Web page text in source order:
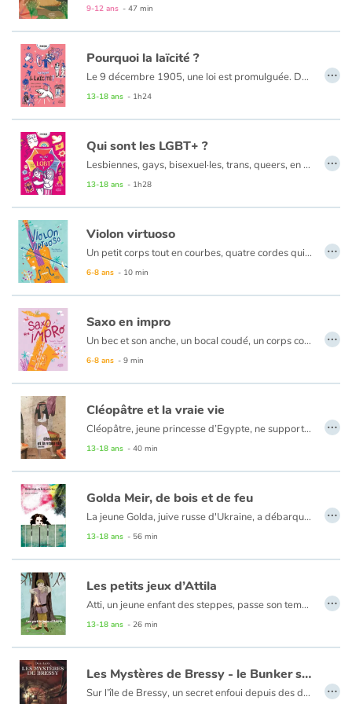
9-12 ans - 47 min
Pourquoi la laïcité ?
Le 9 décembre 1905, une loi est promulguée. Dorénavant, l'État et les Églises ne sont plus liées et l'État ne subventionne ni ne salarie aucun culte. C'est dans ce nouveau contexte que naît la laïcité ! Nous sommes ainsi libres de croire en la religion que l'on souhaite, ou au contraire, de ne croire en aucune religion. La laïcité permet à chacun de pratiquer librement sa religion, oui, mais sous quelle condition ? En réalité, il n'en existe qu'une : que nos croyances ou convictions, et leurs pratiques, respectent l'ordre public. Pourtant, la laïcité est au cœur des débats sociaux et politiques qui peuvent véhiculer de fausses idées et amener l'expression de propos racistes ou stigmatisants.
13-18 ans - 1h24
…
Qui sont les LGBT+ ?
Lesbiennes, gays, bisexuel·les, trans, queers, en questionnement, intersexes, asexuel·les... chacun·e devrait pouvoir vivre ses amours comme iel l'entend et ce, quelle que soit son identité de genre ! Aujourd'hui 10% des Français s'identifient comme LGBTQIA+ et ce taux monte à 18% chez les moins de 25 ans ! Grâce à une visibilité accrue, une meilleure reconnaissance et une plus grande représentation de la diversité sexuelle et identitaire, la parole se libère, la confiance se crée et de plus en plus de personnes parviennent enfin à s'accepter tel·les qu'iels sont. Pourtant des obstacles se dressent encore dans leur quête de reconnaissance, notamment pour l'obtention, ou simplement l'application, de leurs droits. Quel chemin reste-il encore à parcourir ?
13-18 ans - 1h28
…
Violon virtuoso
Un petit corps tout en courbes, quatre cordes qui vibrent quand frotte l'archet, deux ouïes sculptées en S et un vernis couleur miel... c'est un violon ! Il fait partie de la grande famille des instruments à cordes et plus particulièrement celle des cordes frottées, comme le violoncelle ou la contrebasse. Le tout premier violon est né à Crémone en Italie, il y a 450 ans ! Depuis, il en a fait du chemin : des valses ou fêtes de village ou concertos, il est devenu un incontournable, faisant danser les amateurs de jazz, de danses irlandaises et même de pop ! Avec seulement quatres cordes, on pourrait croire que c'est facile de sortir un joli son dès le premier essai... Pourtant, cet instrument a besoin d'être apprivoisé. Avec la bonne posture et de la pratique, tout est possible ! Prêt.e à relever le défi ?
6-8 ans - 10 min
…
Saxo en impro
Un bec et son anche, un bocal coudé, un corps conique percé de 19 à 22 trous, un système de tringles et de clés, une culasse qui s’ouvre en pavillon… C’est le saxophone bien sûr ! De quel matériau est fait le saxophone ? Quelles sont toutes ces touches le long du saxo ? Quelles sont les origines de cet instrument ? Combien de saxophones différents existe-il ? À la fois solide base de la musique jazz et élément claironnant de la fanfare, le saxophone a toutes les qualités pour s’attirer des admirateurs. Il est pourtant bien méconnu !
6-8 ans - 9 min
…
Cléopâtre et la vraie vie
Cléopâtre, jeune princesse d’Egypte, ne supporte plus la souffrance de son peuple, confinée qu’elle est dans son univers protégé de princesse de rang, et entourée de serviteurs dévoués mais hypocrites. Malgré les sarcasmes de sa grande sœur Bérénice, héritière désignée du Trône, Cléopâtre s’entête à essayer d’attirer l’attention de Pharaon sur les misères du bas peuple. Mais quand son père, maître absolu de l’Empire, disparaît, Cléopâtre n’a d’autre envie que de retrouver celui qui l’a toujours protégée et pour lequel elle voue une admiration sans limite.
13-18 ans - 40 min
…
Golda Meir, de bois et de feu
La jeune Golda, juive russe d'Ukraine, a débarqué dans le Middle West américain avec sa famille pour fuir la misère et les pogroms. Mais la vie dans le Wisconsin n'est guère plus reluisante que dans son pays natal. Son village est tyrannisé par un shérif alcoolique, raciste et violent. Cependant, Golda parvient à se lier avec Samy Brown, un vieil ouvrier noir qui veille sur elle affectueusement. Leur vie misérable pourrait être supportable, si le shérif n'avait juré leur perte.
13-18 ans - 56 min
…
Les petits jeux d’Attila
Atti, un jeune enfant des steppes, passe son temps à jouer aux Latroncules (une sorte de jeu d'échecs asiatique) avec ses amis. L'enfant, benjamin de la fratrie, est brillant et réputé comme tel. Mais quand son frère aîné lui fait découvrir les vertus mortifères d'une plante anodine, Moundi qui deviendra plus tard Attila, ne peut s'empêcher de l'expérimenter sur tous les animaux qu'il rencontre. Une vocation semble née pour ce stratège en herbe, expérimenter les germes de la destruction. Vocation qui le poussera à devenir « le Fléau » du Monde
13-18 ans - 26 min
…
Les Mystères de Bressy - le Bunker secret
Sur l’île de Bressy, un secret enfoui depuis des décennies attend d’être découvert. Quand Willy, Constance et Marie tombent sur un mystérieux bunker datant de la Seconde Guerre mondiale, leur curiosité les entraîne dans une aventure haletante. Entre légendes oubliées, symboles mystérieux et documents historiques énigmatiques, le trio plonge dans un dédale de mystères où passé et présent se mêlent. …